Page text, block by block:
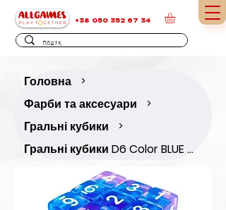
+38 050 352 67 34
Головна >
Фарби та аксесуари >
Гральні кубики >
Гральні кубики D6 Color BLUE Marble (36 шт)